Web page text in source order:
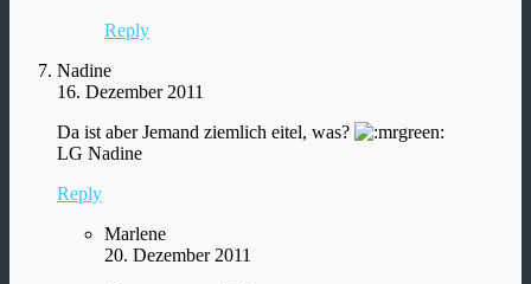
Reply
Nadine
16. Dezember 2011
Da ist aber Jemand ziemlich eitel, was?
LG Nadine
Reply
Marlene
20. Dezember 2011